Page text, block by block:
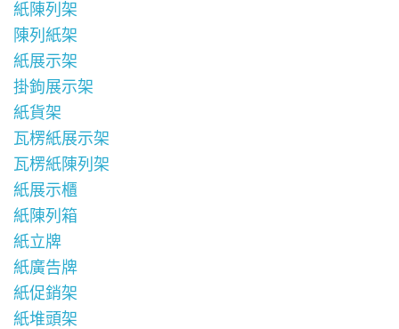
紙陳列架
陳列紙架
紙展示架
掛鉤展示架
紙貨架
瓦楞紙展示架
瓦楞紙陳列架
紙展示櫃
紙陳列箱
紙立牌
紙廣告牌
紙促銷架
紙堆頭架